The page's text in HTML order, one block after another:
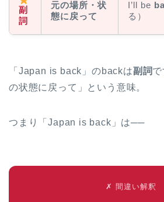
副
詞
元の場所・状
態に戻って
I’ll be
る）
「Japan is back」のbackは副詞
の状態に戻って」という意味。
つまり「Japan is back」は──
✗ 間違い解釈